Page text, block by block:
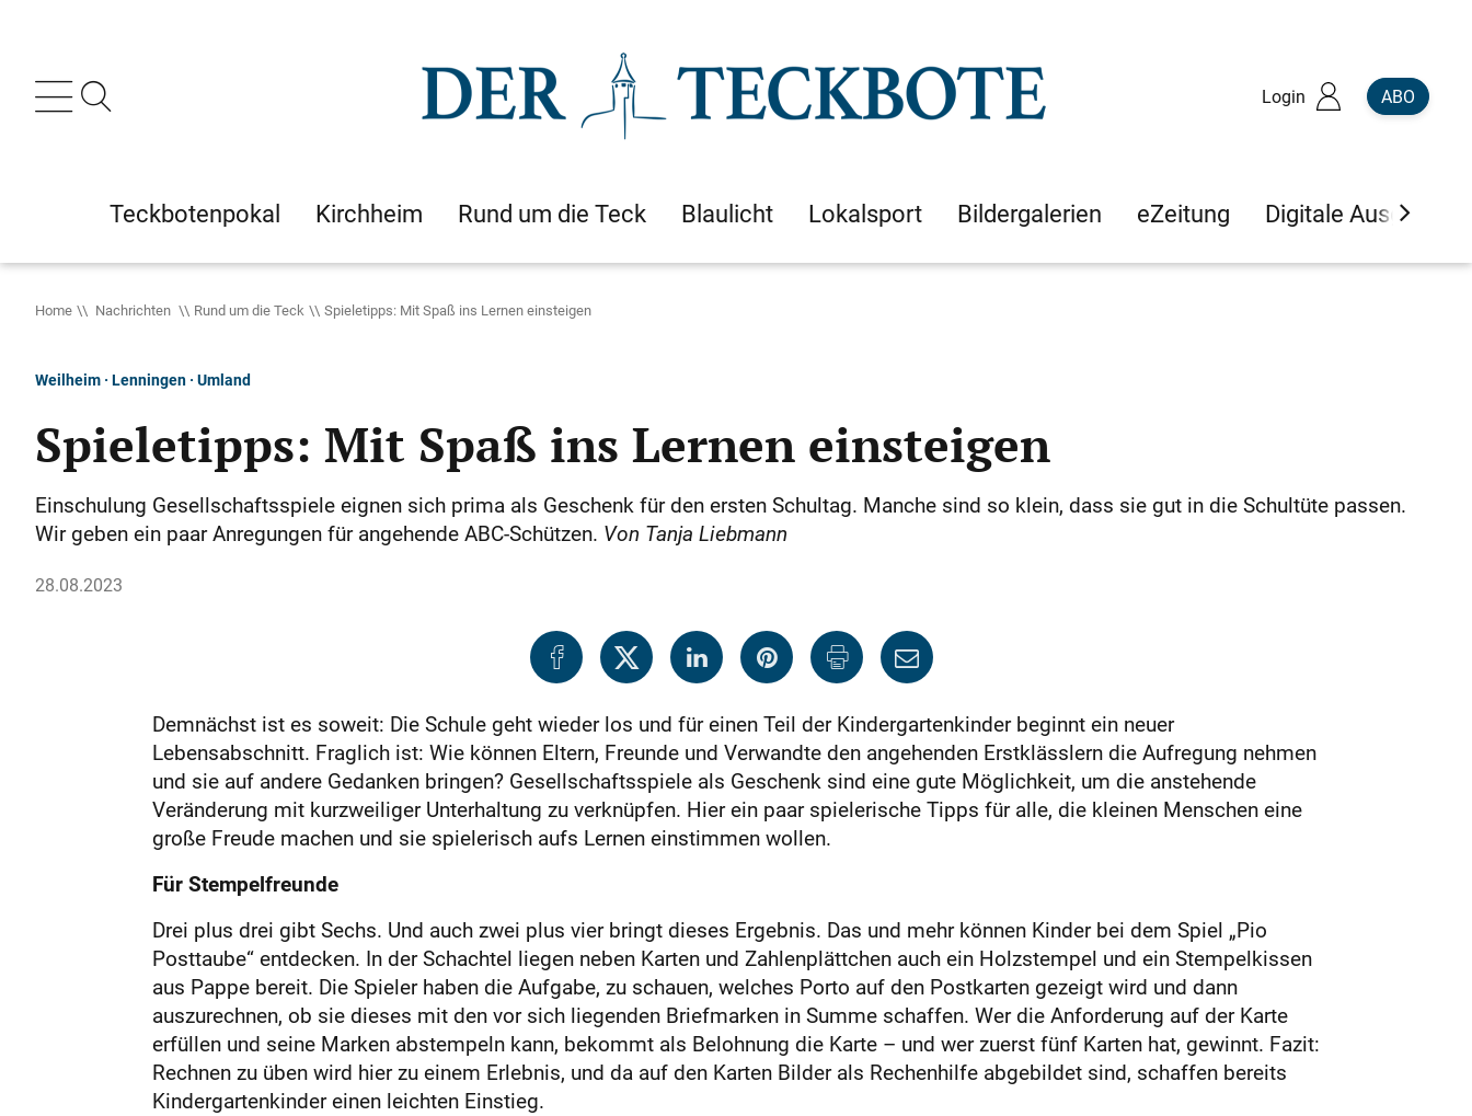
Login ABO
Teckbotenpokal Kirchheim Rund um die Teck Blaulicht Lokalsport Bildergalerien eZeitung Digitale Ausgaben
Home Nachrichten Rund um die Teck Spieletipps: Mit Spaß ins Lernen einsteigen
Weilheim · Lenningen · Umland
Spieletipps: Mit Spaß ins Lernen einsteigen
Einschulung Gesellschaftsspiele eignen sich prima als Geschenk für den ersten Schultag. Manche sind so klein, dass sie gut in die Schultüte passen.
Wir geben ein paar Anregungen für angehende ABC-Schützen. Von Tanja Liebmann
28.08.2023
Demnächst ist es soweit: Die Schule geht wieder los und für einen Teil der Kindergartenkinder beginnt ein neuer
Lebensabschnitt. Fraglich ist: Wie können Eltern, Freunde und Verwandte den angehenden Erstklässlern die Aufregung nehmen
und sie auf andere Gedanken bringen? Gesellschaftsspiele als Geschenk sind eine gute Möglichkeit, um die anstehende
Veränderung mit kurzweiliger Unterhaltung zu verknüpfen. Hier ein paar spielerische Tipps für alle, die kleinen Menschen eine
große Freude machen und sie spielerisch aufs Lernen einstimmen wollen.
Für Stempelfreunde
Drei plus drei gibt Sechs. Und auch zwei plus vier bringt dieses Ergebnis. Das und mehr können Kinder bei dem Spiel „Pio
Posttaube“ entdecken. In der Schachtel liegen neben Karten und Zahlenplättchen auch ein Holzstempel und ein Stempelkissen
aus Pappe bereit. Die Spieler haben die Aufgabe, zu schauen, welches Porto auf den Postkarten gezeigt wird und dann
auszurechnen, ob sie dieses mit den vor sich liegenden Briefmarken in Summe schaffen. Wer die Anforderung auf der Karte
erfüllen und seine Marken abstempeln kann, bekommt als Belohnung die Karte – und wer zuerst fünf Karten hat, gewinnt. Fazit:
Rechnen zu üben wird hier zu einem Erlebnis, und da auf den Karten Bilder als Rechenhilfe abgebildet sind, schaffen bereits
Kindergartenkinder einen leichten Einstieg.